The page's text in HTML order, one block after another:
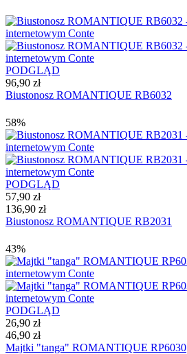
PODGLĄD
96,90 zł
Biustonosz ROMANTIQUE RB6032
58%
PODGLĄD
57,90 zł
136,90 zł
Biustonosz ROMANTIQUE RB2031
43%
PODGLĄD
26,90 zł
46,90 zł
Majtki "tanga" ROMANTIQUE RP6030